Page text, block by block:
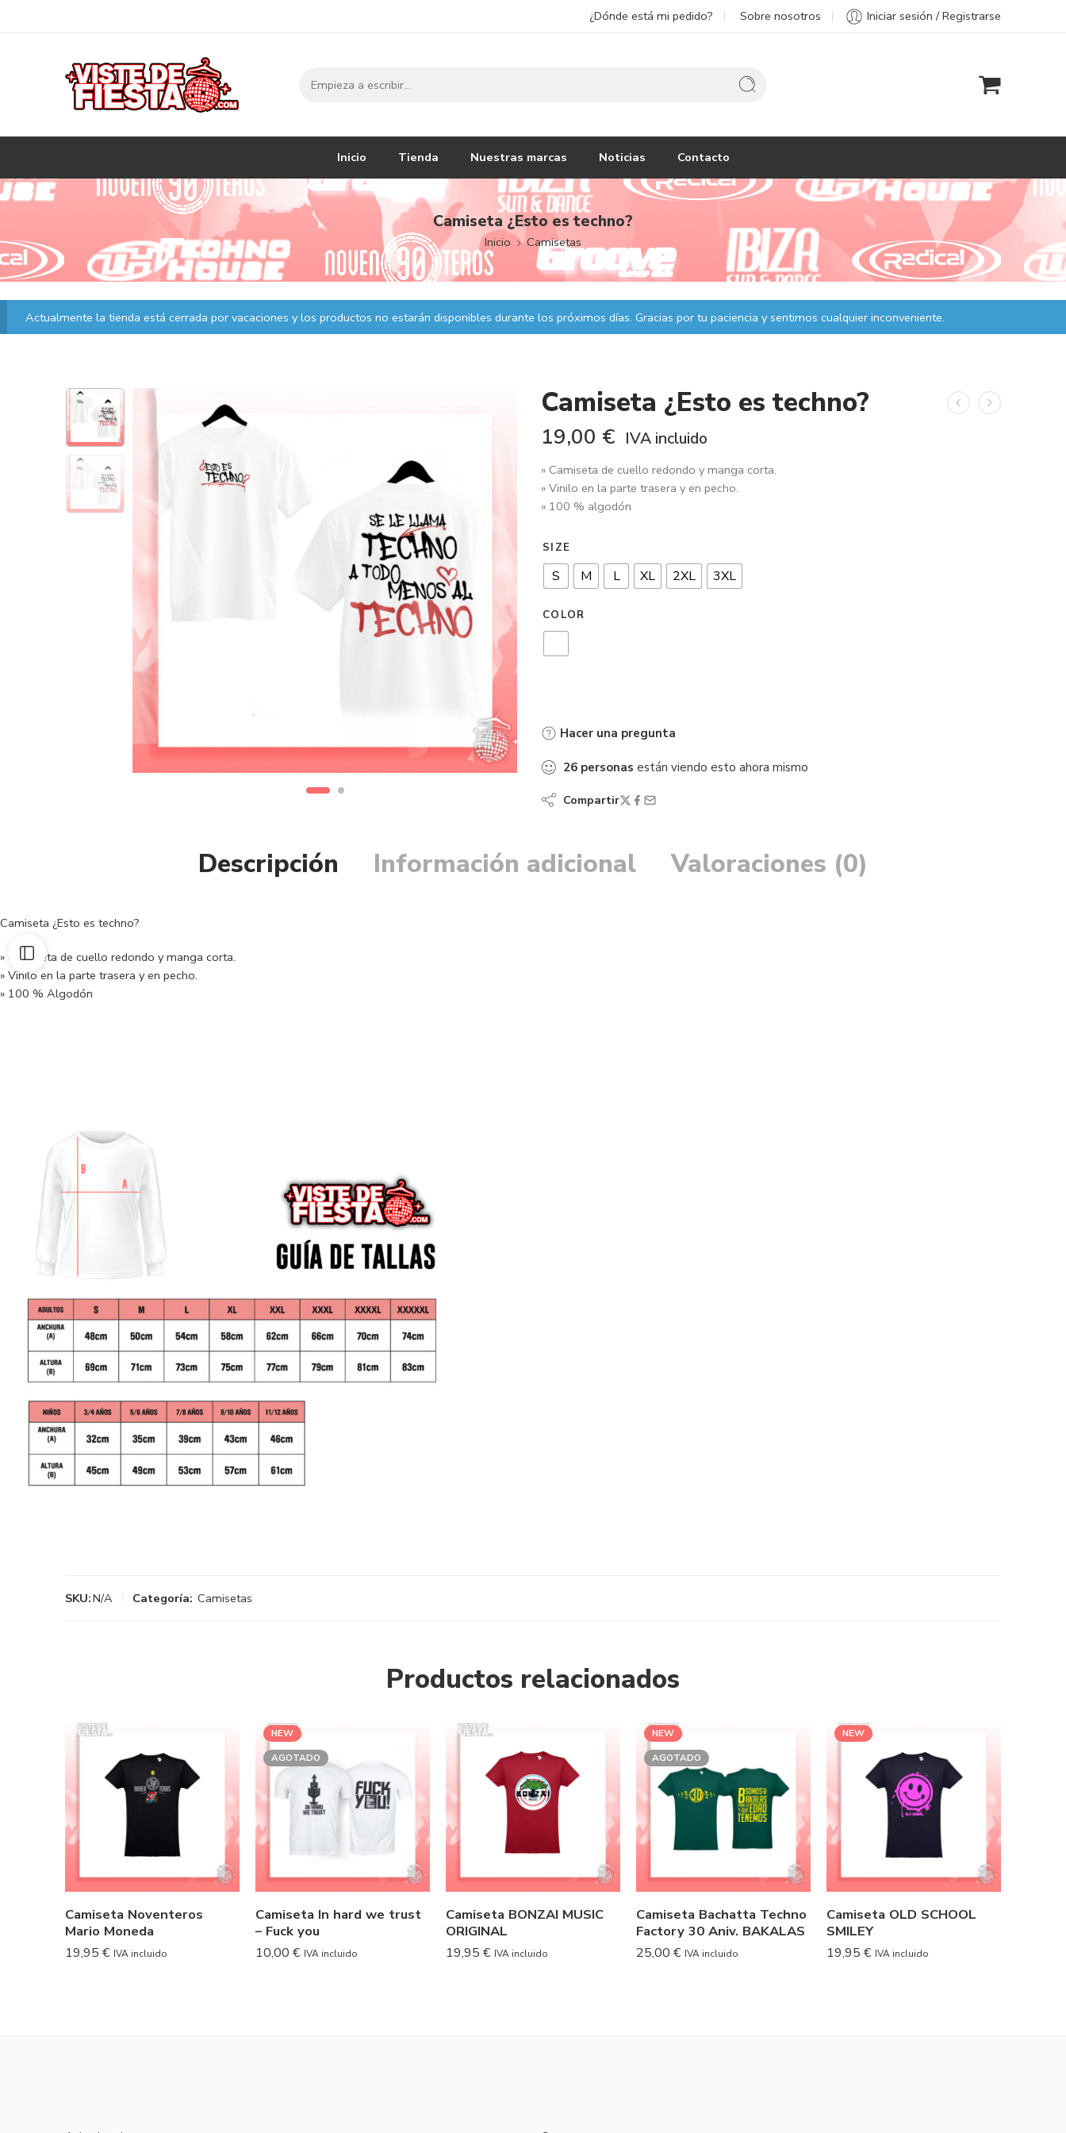
¿Dónde está mi pedido? Sobre nosotros Iniciar sesión / Registrarse
Inicio Tienda Nuestras marcas Noticias Contacto
Camiseta ¿Esto es techno?
Inicio Camisetas
Actualmente la tienda está cerrada por vacaciones y los productos no estarán disponibles durante los próximos días. Gracias por tu paciencia y sentimos cualquier inconveniente.
Camiseta ¿Esto es techno?
19,00 € IVA incluido
» Camiseta de cuello redondo y manga corta.
» Vinilo en la parte trasera y en pecho.
» 100 % algodón
SIZE
S M L XL 2XL 3XL
COLOR
Hacer una pregunta
26 personas están viendo esto ahora mismo
Compartir
Descripción Información adicional Valoraciones (0)
Camiseta ¿Esto es techno?
» Camiseta de cuello redondo y manga corta.
» Vinilo en la parte trasera y en pecho.
» 100 % Algodón
SKU:N/A Categoría: Camisetas
Productos relacionados
Camiseta Noventeros
Mario Moneda
19,95 € IVA incluido
NEW
AGOTADO
Camiseta In hard we trust
– Fuck you
10,00 € IVA incluido
Camiseta BONZAI MUSIC
ORIGINAL
19,95 € IVA incluido
NEW
AGOTADO
Camiseta Bachatta Techno
Factory 30 Aniv. BAKALAS
25,00 € IVA incluido
NEW
Camiseta OLD SCHOOL
SMILEY
19,95 € IVA incluido